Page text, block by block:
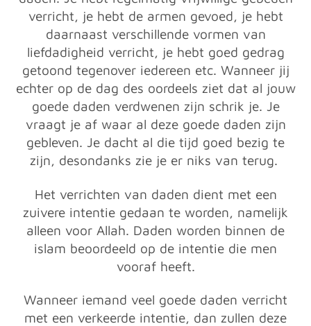
verricht, je hebt de armen gevoed, je hebt
daarnaast verschillende vormen van
liefdadigheid verricht, je hebt goed gedrag
getoond tegenover iedereen etc. Wanneer jij
echter op de dag des oordeels ziet dat al jouw
goede daden verdwenen zijn schrik je. Je
vraagt je af waar al deze goede daden zijn
gebleven. Je dacht al die tijd goed bezig te
zijn, desondanks zie je er niks van terug.
Het verrichten van daden dient met een
zuivere intentie gedaan te worden, namelijk
alleen voor Allah. Daden worden binnen de
islam beoordeeld op de intentie die men
vooraf heeft.
Wanneer iemand veel goede daden verricht
met een verkeerde intentie, dan zullen deze